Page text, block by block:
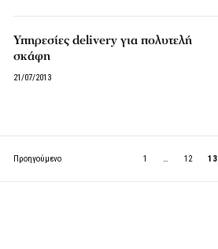
Υπηρεσίες delivery για πολυτελή
σκάφη
21/07/2013
Προηγούμενο 1 … 12 13